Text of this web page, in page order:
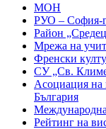
МОН
РУО – София-
Район
Мрежа на
Френски
СУ „Св.
Асоциация на
България
Рейтинг на